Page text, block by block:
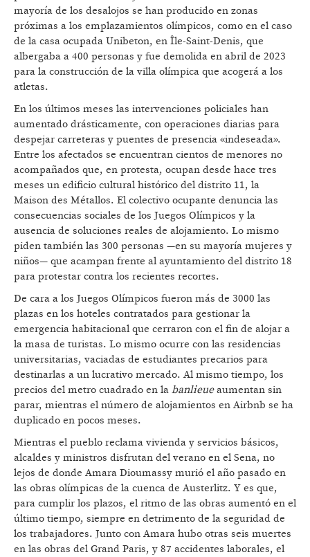
mayoría de los desalojos se han producido en zonas
próximas a los emplazamientos olímpicos, como en el caso
de la casa ocupada Unibeton, en Île-Saint-Denis, que
albergaba a 400 personas y fue demolida en abril de 2023
para la construcción de la villa olímpica que acogerá a los
atletas.
En los últimos meses las intervenciones policiales han
aumentado drásticamente, con operaciones diarias para
despejar carreteras y puentes de presencia «indeseada».
Entre los afectados se encuentran cientos de menores no
acompañados que, en protesta, ocupan desde hace tres
meses un edificio cultural histórico del distrito 11, la
Maison des Métallos. El colectivo ocupante denuncia las
consecuencias sociales de los Juegos Olímpicos y la
ausencia de soluciones reales de alojamiento. Lo mismo
piden también las 300 personas —en su mayoría mujeres y
niños— que acampan frente al ayuntamiento del distrito 18
para protestar contra los recientes recortes.
De cara a los Juegos Olímpicos fueron más de 3000 las
plazas en los hoteles contratados para gestionar la
emergencia habitacional que cerraron con el fin de alojar a
la masa de turistas. Lo mismo ocurre con las residencias
universitarias, vaciadas de estudiantes precarios para
destinarlas a un lucrativo mercado. Al mismo tiempo, los
precios del metro cuadrado en la banlieueaumentan sin
parar, mientras el número de alojamientos en Airbnb se ha
duplicado en pocos meses.
Mientras el pueblo reclama vivienda y servicios básicos,
alcaldes y ministros disfrutan del verano en el Sena, no
lejos de donde Amara Dioumassy murió el año pasado en
las obras olímpicas de la cuenca de Austerlitz. Y es que,
para cumplir los plazos, el ritmo de las obras aumentó en el
último tiempo, siempre en detrimento de la seguridad de
los trabajadores. Junto con Amara hubo otras seis muertes
en las obras del Grand Paris, y 87 accidentes laborales, el